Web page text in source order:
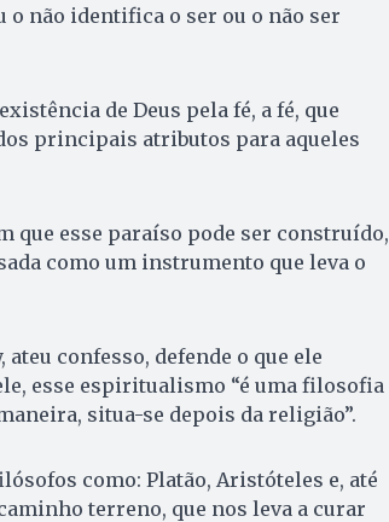
o não identifica o ser ou o não ser
de Deus pela fé, a fé, que
principais atributos para aqueles
que esse paraíso pode ser construído,
como um instrumento que leva o
confesso, defende o que ele
esse espiritualismo “é uma filosofia
situa-se depois da religião”.
como: Platão, Aristóteles e, até
terreno, que nos leva a curar